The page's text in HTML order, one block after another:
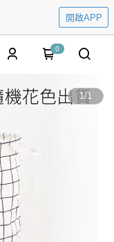
開啟APP
0
1/1